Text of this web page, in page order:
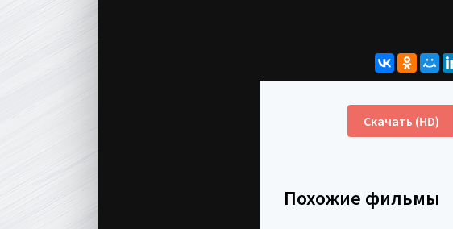
Скачать (HD)
Похожие фильмы